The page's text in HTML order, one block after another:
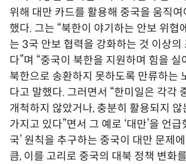
위해 대만 카드를 활용해 중국을 움직여
했다. 그는 “북한이 야기하는 안보 위협
는 3국 안보 협력을 강화하는 것 이상의
다”며 “중국이 북한을 지원하며 힘을 실
북한으로 송환하지 못하도록 만류하는
다고 말했다. 그러면서 “한미일은 각각
개척하지 않았거나, 충분히 활용되지
가지고 있다”면서 그 예로 ‘대만’을 언급
국’ 원칙을 추구하는 중국이 대만 문제
큼, 이를 고리로 중국의 대북 정책 변화